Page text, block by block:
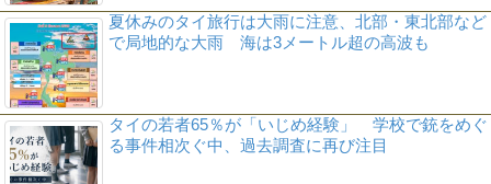
夏休みのタイ旅行は大雨に注意、北部・東北部など
で局地的な大雨 海は3メートル超の高波も
タイの若者65％が「いじめ経験」 学校で銃をめぐ
る事件相次ぐ中、過去調査に再び注目